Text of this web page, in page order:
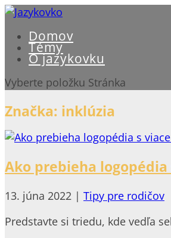
Domov
Témy
O jazykovku
Vyberte položku Stránka
Značka: inklúzia
Ako prebieha
13. júna 2022 | Tipy pre rodičov
Predstavte si triedu, kde vedľa